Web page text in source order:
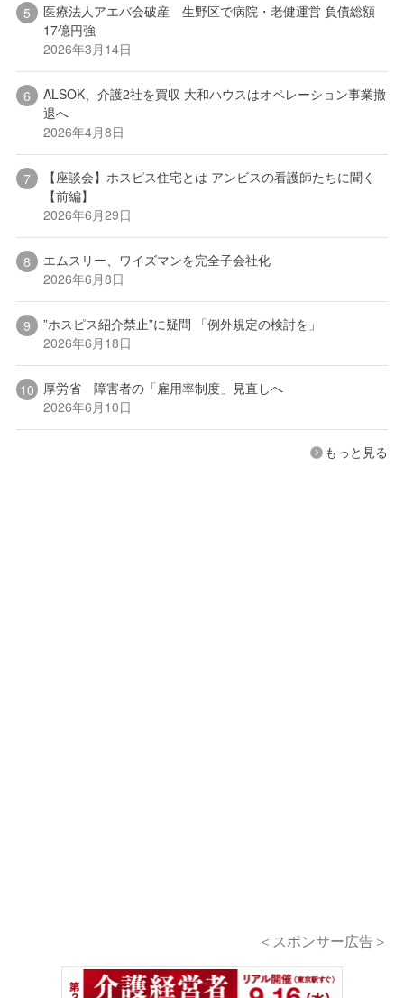
医療法人アエバ会破産 生野区で病院・老健運営 負債総額
17億円強
2026年3月14日
ALSOK、介護2社を買収 大和ハウスはオペレーション事業撤
退へ
2026年4月8日
【座談会】ホスピス住宅とは アンビスの看護師たちに聞く
【前編】
2026年6月29日
エムスリー、ワイズマンを完全子会社化
2026年6月8日
”ホスピス紹介禁止”に疑問 「例外規定の検討を」
2026年6月18日
厚労省 障害者の「雇用率制度」見直しへ
2026年6月10日
もっと見る
＜スポンサー広告＞